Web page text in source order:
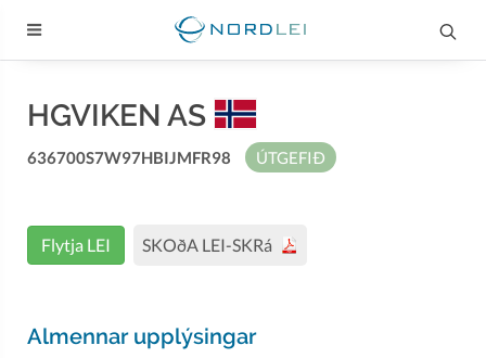
HGVIKEN AS
636700S7W97HBIJMFR98 ÚTGEFIÐ
Flytja LEI SKOðA LEI-SKRá
Almennar upplýsingar